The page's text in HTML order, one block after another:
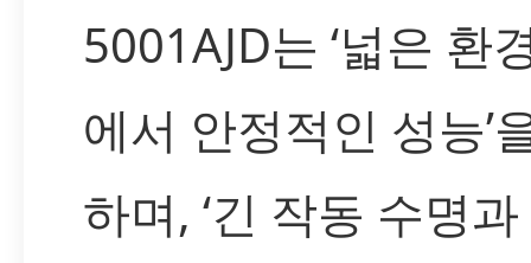
5001AJD는 ‘넓은 환
에서 안정적인 성능’
하며, ‘긴 작동 수명